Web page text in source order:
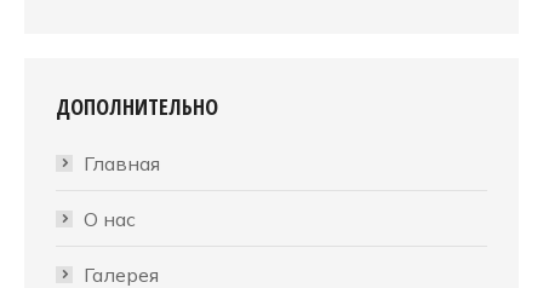
ДОПОЛНИТЕЛЬНО
Главная
О нас
Галерея